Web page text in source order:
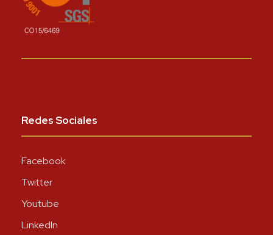
Redes Sociales
Facebook
Twitter
Youtube
LinkedIn